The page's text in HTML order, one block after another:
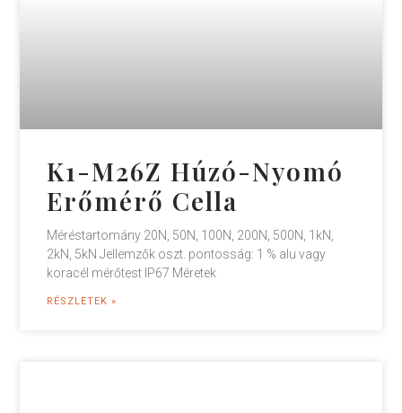
K1-M26Z Húzó-Nyomó
Erőmérő Cella
Méréstartomány 20N, 50N, 100N, 200N, 500N, 1kN,
2kN, 5kN Jellemzők oszt. pontosság: 1 % alu vagy
koracél mérőtest IP67 Méretek
RÉSZLETEK »